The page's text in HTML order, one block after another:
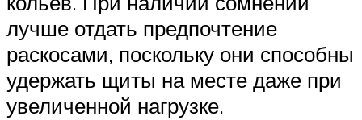
лучше отдать предпочтение
раскосами, поскольку они способны
удержать щиты на месте даже при
увеличенной нагрузке.